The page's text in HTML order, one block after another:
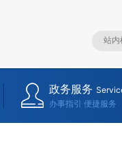
政务服务
办事指引 便捷服务